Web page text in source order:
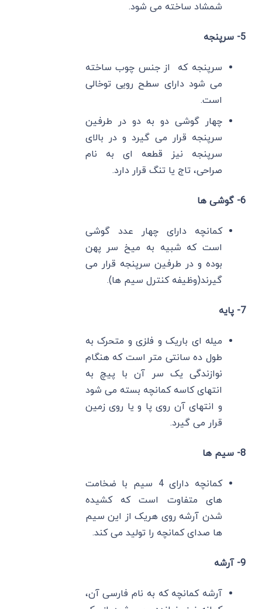
شمشاد ساخته می شود.
5- سرپنجه
سرپنجه که از جنس چوب ساخته
می شود دارای سطح رویی توخالی
است.
چهار گوشی دو به دو در طرفین
سرپنجه قرار می گیرد و در بالای
سرپنجه نیز قطعه ای به نام
صراحی، تاج یا تنگ قرار دارد.
6- گوشی ها
کمانچه دارای چهار عدد گوشی
است که شبیه به میخ سر پهن
بوده و در طرفین سرپنجه قرار می
گیرند(وظیفه کنترل سیم ها).
7- پایه
میله ای باریک و فلزی و متحرک به
طول ده سانتی متر است که هنگام
نوازندگی یک سر آن با پیچ به
انتهای کاسه کمانچه بسته می شود
و انتهای آن روی پا و یا روی زمین
قرار می گیرد.
8- سیم ها
کمانچه دارای 4 سیم با ضخامت
های متفاوت است که کشیده
شدن آرشه روی هریک از این سیم
ها صدای کمانچه را تولید می کند.
9- آرشه
آرشه کمانچه که به نام فارسی آن،